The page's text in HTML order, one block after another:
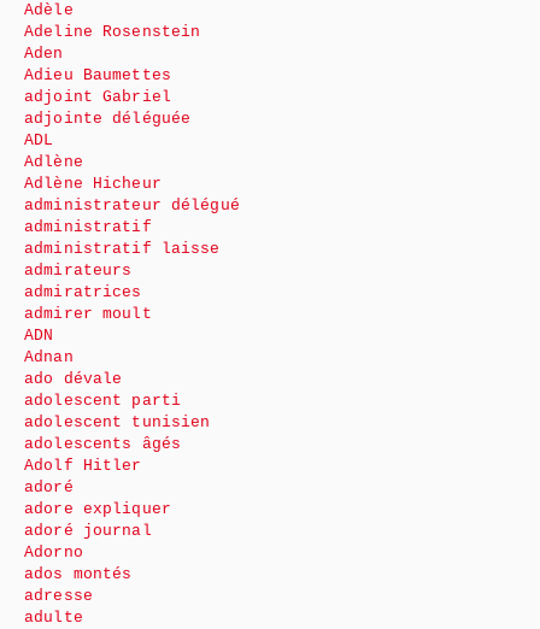
Adèle
Adeline Rosenstein
Aden
Adieu Baumettes
adjoint Gabriel
adjointe déléguée
ADL
Adlène
Adlène Hicheur
administrateur délégué
administratif
administratif laisse
admirateurs
admiratrices
admirer moult
ADN
Adnan
ado dévale
adolescent parti
adolescent tunisien
adolescents âgés
Adolf Hitler
adoré
adore expliquer
adoré journal
Adorno
ados montés
adresse
adulte